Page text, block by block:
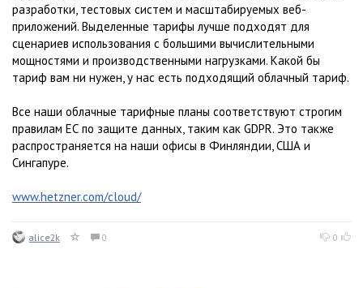
разработки, тестовых систем и масштабируемых веб-
приложений. Выделенные тарифы лучше подходят для
сценариев использования с большими вычислительными
мощностями и производственными нагрузками. Какой бы
тариф вам ни нужен, у нас есть подходящий облачный тариф.
Все наши облачные тарифные планы соответствуют строгим
правилам ЕС по защите данных, таким как GDPR. Это также
распространяется на наши офисы в Финляндии, США и
Сингапуре.
www.hetzner.com/cloud/
alice2k 0 0